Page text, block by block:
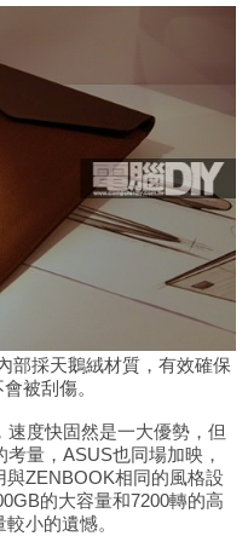
部採天鵝絨材質，有效確保
被刮傷。
速度快固然是一大優勢，但
量，ASUS也同場加映，
ZENBOOK相同的風格設
的大容量和7200轉的高
小的遺憾。